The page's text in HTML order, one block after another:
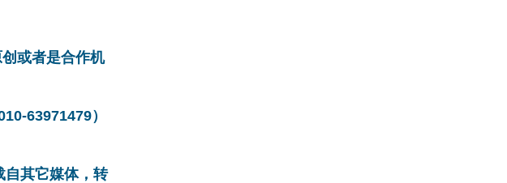
或者是合作机
63971479）
自其它媒体，转